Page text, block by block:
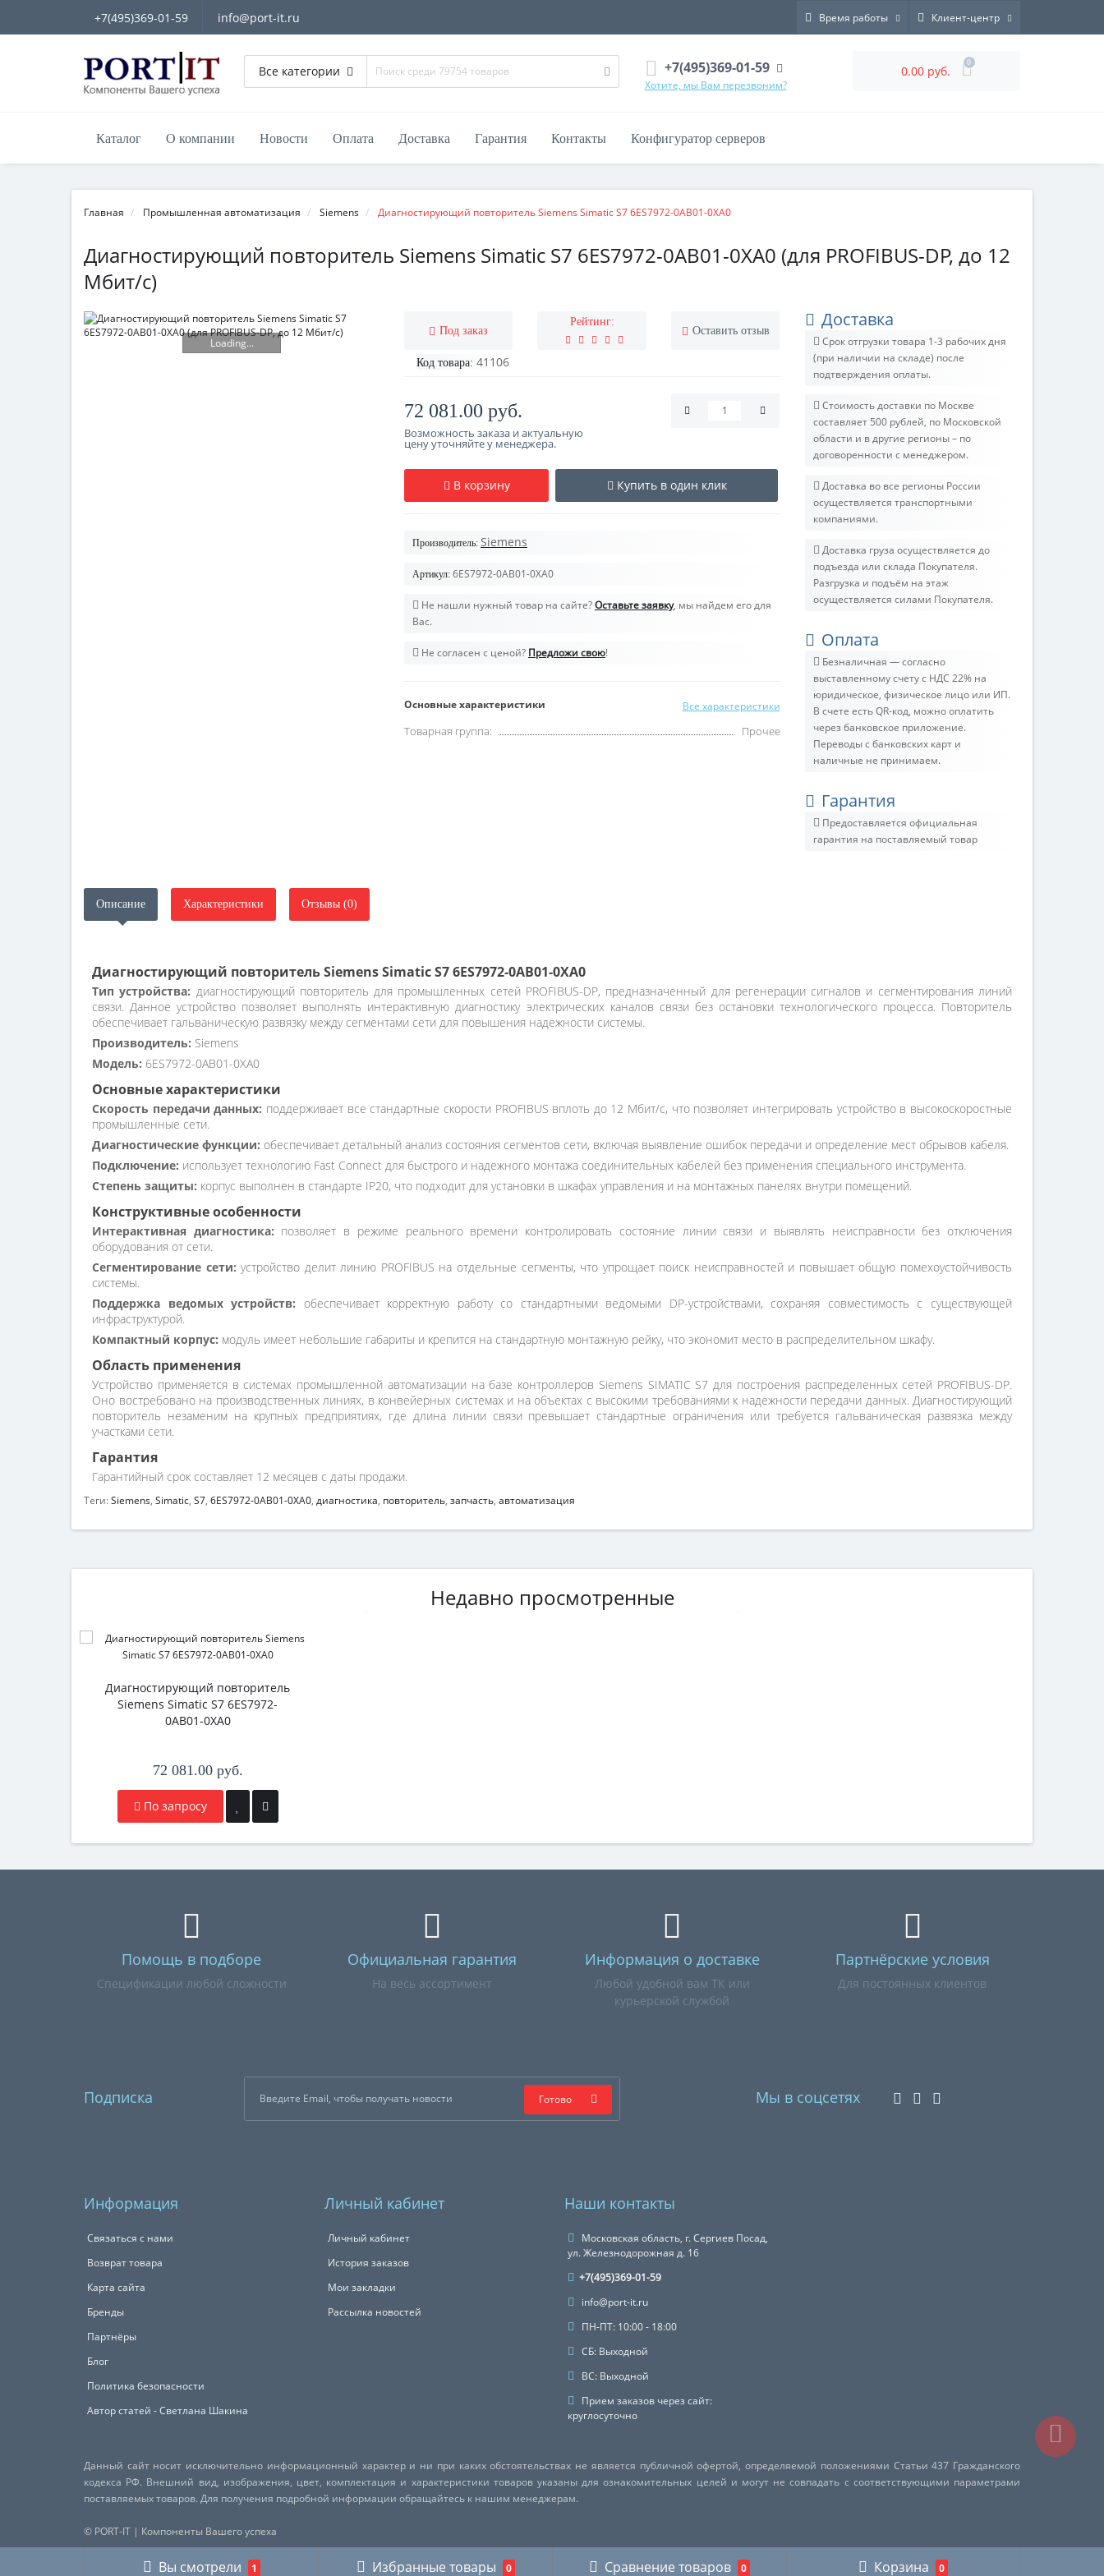
+7(495)369-01-59 info@port-it.ru Время работы Клиент-центр
Все категории +7(495)369-01-59
Хотите, мы Вам перезвоним?
0.00 руб.
0
Каталог О компании Новости Оплата Доставка Гарантия Контакты Конфигуратор серверов
Главная Промышленная автоматизация Siemens Диагностирующий повторитель Siemens Simatic S7 6ES7972-0AB01-0XA0
Диагностирующий повторитель Siemens Simatic S7 6ES7972-0AB01-0XA0 (для PROFIBUS-DP, до 12
Мбит/с)
Loading...
Под заказ
Рейтинг:
Оставить отзыв
Код товара: 41106
72 081.00 руб.
Возможность заказа и актуальную
цену уточняйте у менеджера.
В корзину Купить в один клик
Производитель: Siemens
Артикул: 6ES7972-0AB01-0XA0
Не нашли нужный товар на сайте?Оставьте заявку, мы найдем его для
Вас.
Не согласен с ценой? Предложи свою!
Основные характеристики Все характеристики
Товарная группа: Прочее
Доставка
Срок отгрузки товара 1-3 рабочих дня
(при наличии на складе) после
подтверждения оплаты.
Стоимость доставки по Москве
составляет 500 рублей, по Московской
области и в другие регионы – по
договоренности с менеджером.
Доставка во все регионы России
осуществляется транспортными
компаниями.
Доставка груза осуществляется до
подъезда или склада Покупателя.
Разгрузка и подъём на этаж
осуществляется силами Покупателя.
Оплата
Безналичная — согласно
выставленному счету c НДС 22% на
юридическое, физическое лицо или ИП.
В счете есть QR-код, можно оплатить
через банковское приложение.
Переводы с банковских карт и
наличные не принимаем.
Гарантия
Предоставляется официальная
гарантия на поставляемый товар
Описание Характеристики Отзывы (0)
Диагностирующий повторитель Siemens Simatic S7 6ES7972-0AB01-0XA0
Тип устройства: диагностирующий повторитель для промышленных сетей PROFIBUS-DP, предназначенный для регенерации сигналов и сегментирования линий
связи. Данное устройство позволяет выполнять интерактивную диагностику электрических каналов связи без остановки технологического процесса. Повторитель
обеспечивает гальваническую развязку между сегментами сети для повышения надежности системы.
Производитель: Siemens
Модель: 6ES7972-0AB01-0XA0
Основные характеристики
Скорость передачи данных: поддерживает все стандартные скорости PROFIBUS вплоть до 12 Мбит/с, что позволяет интегрировать устройство в высокоскоростные
промышленные сети.
Диагностические функции: обеспечивает детальный анализ состояния сегментов сети, включая выявление ошибок передачи и определение мест обрывов кабеля.
Подключение: использует технологию Fast Connect для быстрого и надежного монтажа соединительных кабелей без применения специального инструмента.
Степень защиты: корпус выполнен в стандарте IP20, что подходит для установки в шкафах управления и на монтажных панелях внутри помещений.
Конструктивные особенности
Интерактивная диагностика: позволяет в режиме реального времени контролировать состояние линии связи и выявлять неисправности без отключения
оборудования от сети.
Сегментирование сети: устройство делит линию PROFIBUS на отдельные сегменты, что упрощает поиск неисправностей и повышает общую помехоустойчивость
системы.
Поддержка ведомых устройств: обеспечивает корректную работу со стандартными ведомыми DP-устройствами, сохраняя совместимость с существующей
инфраструктурой.
Компактный корпус: модуль имеет небольшие габариты и крепится на стандартную монтажную рейку, что экономит место в распределительном шкафу.
Область применения
Устройство применяется в системах промышленной автоматизации на базе контроллеров Siemens SIMATIC S7 для построения распределенных сетей PROFIBUS-DP.
Оно востребовано на производственных линиях, в конвейерных системах и на объектах с высокими требованиями к надежности передачи данных. Диагностирующий
повторитель незаменим на крупных предприятиях, где длина линии связи превышает стандартные ограничения или требуется гальваническая развязка между
участками сети.
Гарантия
Гарантийный срок составляет 12 месяцев с даты продажи.
Теги:Siemens, Simatic, S7, 6ES7972-0AB01-0XA0, диагностика, повторитель, запчасть, автоматизация
Недавно просмотренные
Диагностирующий повторитель
Siemens Simatic S7 6ES7972-
0AB01-0XA0
72 081.00 руб.
По запросу
Помощь в подборе
Спецификации любой сложности
Официальная гарантия
На весь ассортимент
Информация о доставке
Любой удобной вам ТК или
курьерской службой
Партнёрские условия
Для постоянных клиентов
Подписка Готово Мы в соцсетях
Информация
Связаться с нами
Возврат товара
Карта сайта
Бренды
Партнёры
Блог
Политика безопасности
Автор статей - Светлана Шакина
Личный кабинет
Личный кабинет
История заказов
Мои закладки
Рассылка новостей
Наши контакты
Московская область, г. Сергиев Посад,
ул. Железнодорожная д. 16
+7(495)369-01-59
info@port-it.ru
ПН-ПТ: 10:00 - 18:00
СБ: Выходной
ВС: Выходной
Прием заказов через сайт:
круглосуточно
Данный сайт носит исключительно информационный характер и ни при каких обстоятельствах не является публичной офертой, определяемой положениями Статьи 437 Гражданского
кодекса РФ. Внешний вид, изображения, цвет, комплектация и характеристики товаров указаны для ознакомительных целей и могут не совпадать с соответствующими параметрами
поставляемых товаров. Для получения подробной информации обращайтесь к нашим менеджерам.
© PORT-IT | Компоненты Вашего успеха
Вы смотрели 1 Избранные товары 0 Сравнение товаров 0 Корзина 0